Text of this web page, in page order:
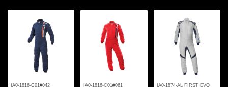
IA0-1816-C01#042 IA0-1816-C01#061 IA0-1874-AL FIRST EVO